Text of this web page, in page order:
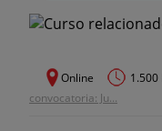
Online 1.500
convocatoria: Ju...